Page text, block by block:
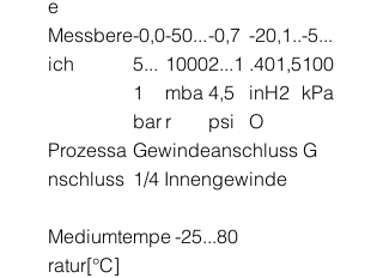
e
Messbere
ich
-0,0
5...
1
bar
-50...
1000
mba
r
-0,7
2...1
4,5
psi
-20,1..
.401,5
inH2
O
-5...
100
kPa
Prozessa
nschluss
Gewindeanschluss G
1/4 Innengewinde
Mediumtempe
ratur[°C]
-25...80